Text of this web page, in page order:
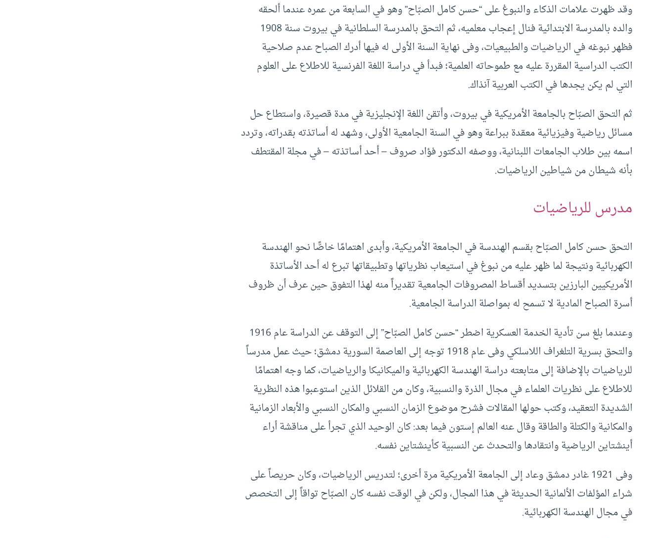
وقد ظهرت علامات الذكاء والنبوغ على “حسن كامل الصبّاح” وهو في السابعة من عمره عندما ألحقه
والده بالمدرسة الابتدائية فنال إعجاب معلميه، ثم التحق بالمدرسة السلطانية في بيروت سنة 1908
فظهر نبوغه في الرياضيات والطبيعيات، وفى نهاية السنة الأولى له فيها أدرك الصباح عدم صلاحية
الكتب الدراسية المقررة عليه مع طموحاته العلمية؛ فبدأ في دراسة اللغة الفرنسية للاطلاع على العلوم
التي لم يكن يجدها في الكتب العربية آنذاك.
ثم التحق الصبّاح بالجامعة الأمريكية في بيروت، وأتقن اللغة الإنجليزية في مدة قصيرة، واستطاع حل
مسائل رياضية وفيزيائية معقدة ببراعة وهو في السنة الجامعية الأولى، وشهد له أساتذته بقدراته، وتردد
اسمه بين طلاب الجامعات اللبنانية، ووصفه الدكتور فؤاد صروف – أحد أساتذته – في مجلة المقتطف
بأنه شيطان من شياطين الرياضيات.
مدرس للرياضيات
التحق حسن كامل الصبّاح بقسم الهندسة في الجامعة الأمريكية، وأبدى اهتمامًا خاصًّا نحو الهندسة
الكهربائية ونتيجة لما ظهر عليه من نبوغ في استيعاب نظرياتها وتطبيقاتها تبرع له أحد الأساتذة
الأمريكيين البارزين بتسديد أقساط المصروفات الجامعية تقديراً منه لهذا التفوق حين عرف أن ظروف
أسرة الصباح المادية لا تسمح له بمواصلة الدراسة الجامعية.
وعندما بلغ سن تأدية الخدمة العسكرية اضطر “حسن كامل الصبّاح” إلى التوقف عن الدراسة عام 1916
والتحق بسرية التلغراف اللاسلكي وفى عام 1918 توجه إلى العاصمة السورية دمشق؛ حيث عمل مدرساً
للرياضيات بالإضافة إلى متابعته دراسة الهندسة الكهربائية والميكانيكا والرياضيات، كما وجه اهتمامًا
للاطلاع على نظريات العلماء في مجال الذرة والنسبية، وكان من القلائل الذين استوعبوا هذه النظرية
الشديدة التعقيد، وكتب حولها المقالات فشرح موضوع الزمان النسبي والمكان النسبي والأبعاد الزمانية
والمكانية والكتلة والطاقة وقال عنه العالم إستون فيما بعد: كان الوحيد الذي تجرأ على مناقشة أراء
أينشتاين الرياضية وانتقادها والتحدث عن النسبية كأينشتاين نفسه.
وفى 1921 غادر دمشق وعاد إلى الجامعة الأمريكية مرة أخرى؛ لتدريس الرياضيات، وكان حريصاً على
شراء المؤلفات الألمانية الحديثة في هذا المجال، ولكن في الوقت نفسه كان الصبّاح تواقاً إلى التخصص
في مجال الهندسة الكهربائية.